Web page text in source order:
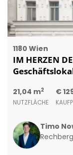
1180 Wien
IM HERZEN
Geschäftslokal
21,04 m2
NUTZFLÄCHE
€
Timo